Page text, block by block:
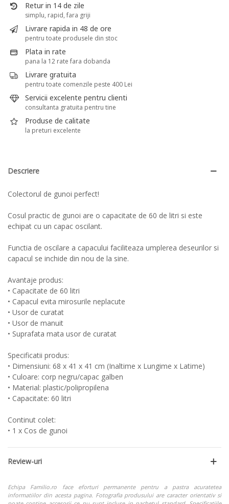
Retur in 14 de zile
simplu, rapid, fara griji
Livrare rapida in 48 de ore
pentru toate produsele din stoc
Plata in rate
pana la 12 rate fara dobanda
Livrare gratuita
pentru toate comenzile peste 400 Lei
Servicii excelente pentru clienti
consultanta gratuita pentru tine
Produse de calitate
la preturi excelente
Descriere
Colectorul de gunoi perfect!
Cosul practic de gunoi are o capacitate de 60 de litri si este
echipat cu un capac oscilant.
Functia de oscilare a capacului faciliteaza umplerea deseurilor si
capacul se inchide din nou de la sine.
Avantaje produs:
• Capacitate de 60 litri
• Capacul evita mirosurile neplacute
• Usor de curatat
• Usor de manuit
• Suprafata mata usor de curatat
Specificatii produs:
• Dimensiuni: 68 x 41 x 41 cm (Inaltime x Lungime x Latime)
• Culoare: corp negru/capac galben
• Material: plastic/polipropilena
• Capacitate: 60 litri
Continut colet:
• 1 x Cos de gunoi
Review-uri
Echipa Familio.ro face eforturi permanente pentru a pastra acuratetea
informatiilor din acesta pagina. Fotografia produsului are caracter orientativ si